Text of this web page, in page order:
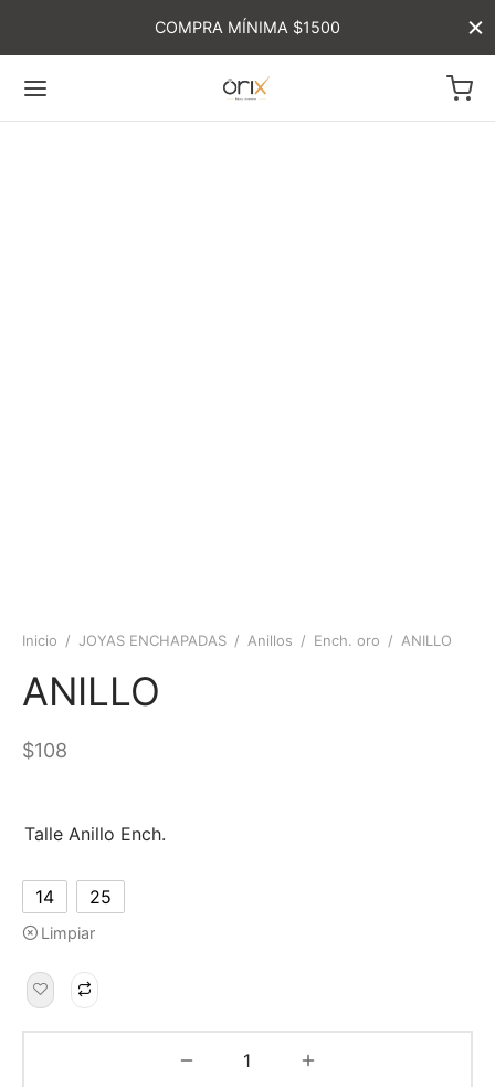
COMPRA MÍNIMA $1500
Inicio / JOYAS ENCHAPADAS / Anillos / Ench. oro / ANILLO
ANILLO
$108
Talle Anillo Ench.
14 25
Limpiar